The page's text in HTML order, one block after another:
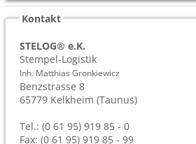
Kontakt
STELOG® e.K.
Stempel-Logistik
Inh. Matthias Gronkiewicz
Benzstrasse 8
65779 Kelkheim (Taunus)
Tel.: (0 61 95) 919 85 - 0
Fax: (0 61 95) 919 85 - 99